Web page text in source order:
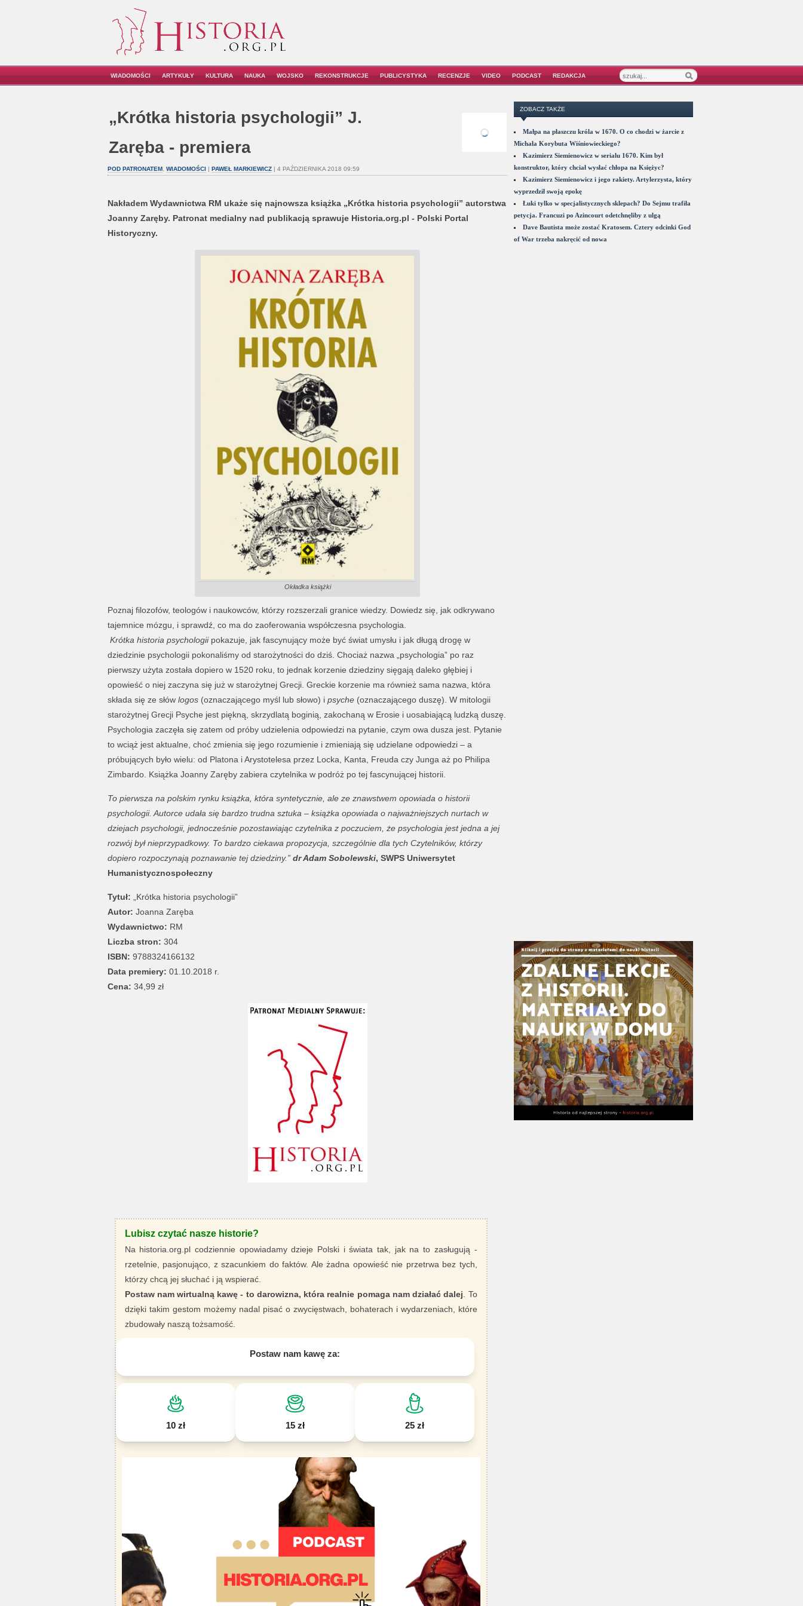
WIADOMOŚCI ARTYKUŁY KULTURA NAUKA WOJSKO REKONSTRUKCJE PUBLICYSTYKA RECENZJE VIDEO PODCAST REDAKCJA
„Krótka historia psychologii” J.
Zaręba - premiera
POD PATRONATEM, WIADOMOŚCI| PAWEŁ MARKIEWICZ| 4 PAŹDZIERNIKA 2018 09:59
Nakładem Wydawnictwa RM ukaże się najnowsza książka „Krótka historia psychologii” autorstwa
Joanny Zaręby. Patronat medialny nad publikacją sprawuje Historia.org.pl - Polski Portal
Historyczny.
Okładka książki
Poznaj filozofów, teologów i naukowców, którzy rozszerzali granice wiedzy. Dowiedz się, jak odkrywano
tajemnice mózgu, i sprawdź, co ma do zaoferowania współczesna psychologia.
Krótka historia psychologii pokazuje, jak fascynujący może być świat umysłu i jak długą drogę w
dziedzinie psychologii pokonaliśmy od starożytności do dziś. Chociaż nazwa „psychologia” po raz
pierwszy użyta została dopiero w 1520 roku, to jednak korzenie dziedziny sięgają daleko głębiej i
opowieść o niej zaczyna się już w starożytnej Grecji. Greckie korzenie ma również sama nazwa, która
składa się ze słów logos (oznaczającego myśl lub słowo) i psyche (oznaczającego duszę). W mitologii
starożytnej Grecji Psyche jest piękną, skrzydlatą boginią, zakochaną w Erosie i uosabiającą ludzką duszę.
Psychologia zaczęła się zatem od próby udzielenia odpowiedzi na pytanie, czym owa dusza jest. Pytanie
to wciąż jest aktualne, choć zmienia się jego rozumienie i zmieniają się udzielane odpowiedzi – a
próbujących było wielu: od Platona i Arystotelesa przez Locka, Kanta, Freuda czy Junga aż po Philipa
Zimbardo. Książka Joanny Zaręby zabiera czytelnika w podróż po tej fascynującej historii.
To pierwsza na polskim rynku książka, która syntetycznie, ale ze znawstwem opowiada o historii
psychologii. Autorce udała się bardzo trudna sztuka – książka opowiada o najważniejszych nurtach w
dziejach psychologii, jednocześnie pozostawiając czytelnika z poczuciem, że psychologia jest jedna a jej
rozwój był nieprzypadkowy. To bardzo ciekawa propozycja, szczególnie dla tych Czytelników, którzy
dopiero rozpoczynają poznawanie tej dziedziny.” dr Adam Sobolewski, SWPS Uniwersytet
Humanistycznospołeczny
Tytuł: „Krótka historia psychologii”
Autor: Joanna Zaręba
Wydawnictwo: RM
Liczba stron: 304
ISBN: 9788324166132
Data premiery: 01.10.2018 r.
Cena: 34,99 zł
Lubisz czytać nasze historie?
Na historia.org.pl codziennie opowiadamy dzieje Polski i świata tak, jak na to zasługują -
rzetelnie, pasjonująco, z szacunkiem do faktów. Ale żadna opowieść nie przetrwa bez tych,
którzy chcą jej słuchać i ją wspierać.
Postaw nam wirtualną kawę - to darowizna, która realnie pomaga nam działać dalej . To
dzięki takim gestom możemy nadal pisać o zwycięstwach, bohaterach i wydarzeniach, które
zbudowały naszą tożsamość.
Postaw nam kawę za:
10 zł 15 zł 25 zł
ZOBACZ TAKŻE
Małpa na płaszczu króla w 1670. O co chodzi w żarcie z
Michała Korybuta Wiśniowieckiego?
Kazimierz Siemienowicz w serialu 1670. Kim był
konstruktor, który chciał wysłać chłopa na Księżyc?
Kazimierz Siemienowicz i jego rakiety. Artylerzysta, który
wyprzedził swoją epokę
Łuki tylko w specjalistycznych sklepach? Do Sejmu trafiła
petycja. Francuzi po Azincourt odetchnęliby z ulgą
Dave Bautista może zostać Kratosem. Cztery odcinki God
of War trzeba nakręcić od nowa